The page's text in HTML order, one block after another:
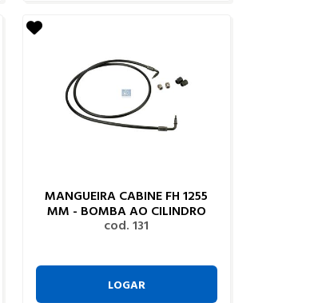
MANGUEIRA CABINE FH 1255
MM - BOMBA AO CILINDRO
cod. 131
LOGAR